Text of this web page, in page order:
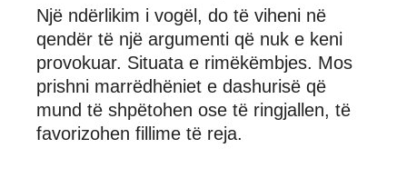
Një ndërlikim i vogël, do të viheni në
qendër të një argumenti që nuk e keni
provokuar. Situata e rimëkëmbjes. Mos
prishni marrëdhëniet e dashurisë që
mund të shpëtohen ose të ringjallen, të
favorizohen fillime të reja.